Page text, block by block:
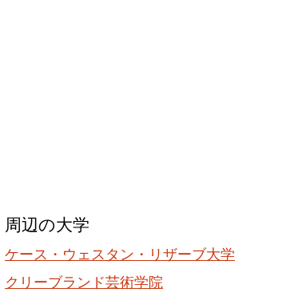
周辺の大学
ケース・ウェスタン・リザーブ大学
クリーブランド芸術学院